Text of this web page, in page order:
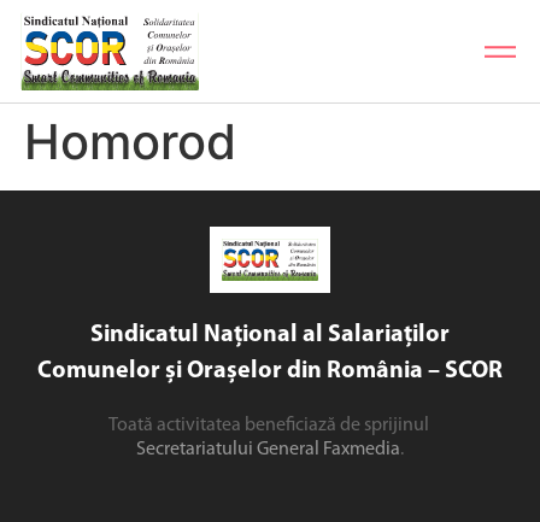
Homorod
Sindicatul Național al Salariaților
Comunelor și Orașelor din România – SCOR
Toată activitatea beneficiază de sprijinul
Secretariatului General Faxmedia.